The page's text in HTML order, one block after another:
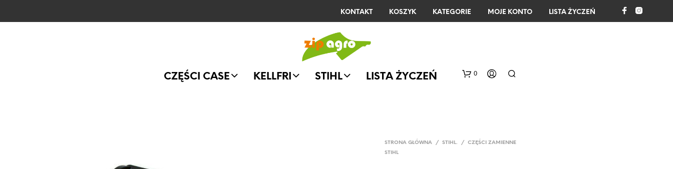
KONTAKT KOSZYK KATEGORIE MOJE KONTO LISTA ŻYCZEŃ
CZĘŚCI CASE KELLFRI STIHL LISTA ŻYCZEŃ 0
STRONA GŁÓWNA / STIHL. /
CZĘŚCI ZAMIENNE
STIHL